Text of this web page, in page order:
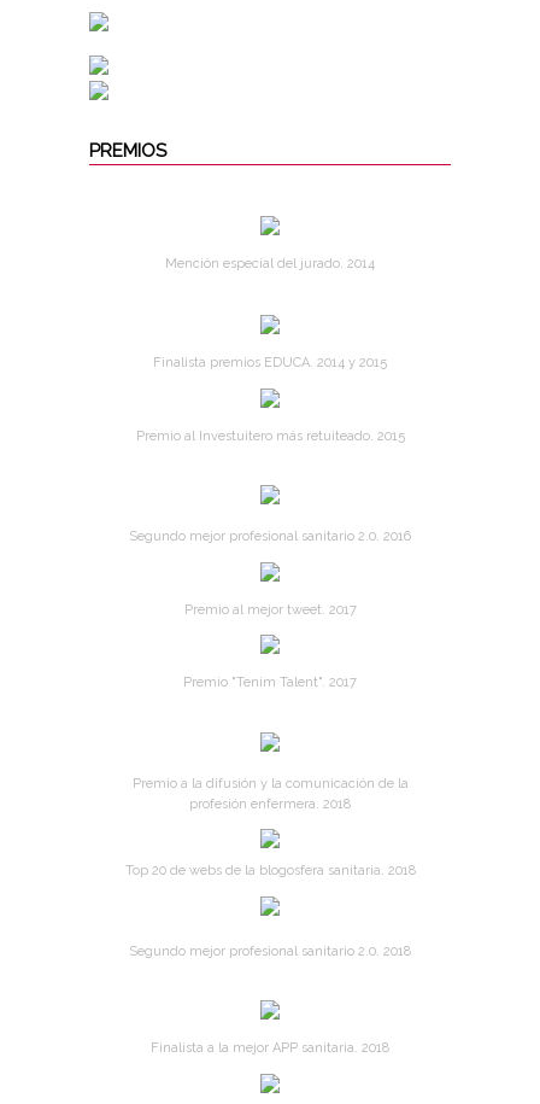
PREMIOS
Mención especial del jurado. 2014
Finalista premios EDUCA. 2014 y 2015
Premio al Investuitero más retuiteado. 2015
Segundo mejor profesional sanitario 2.0. 2016
Premio al mejor tweet. 2017
Premio "Tenim Talent". 2017
Premio a la difusión y la comunicación de la
profesión enfermera. 2018
Top 20 de webs de la blogosfera sanitaria. 2018
Segundo mejor profesional sanitario 2.0. 2018
Finalista a la mejor APP sanitaria. 2018